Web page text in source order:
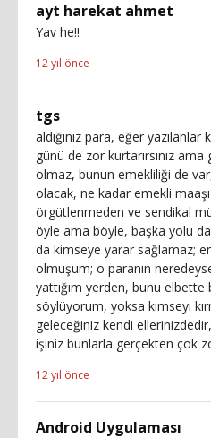
ayt harekat ahmet
Yav he!!
12 yıl önce
tgs
aldığınız para, eğer yazılanlar
günü de zor kurtarırsınız
olmaz, bunun emekliliği de
olacak, ne kadar emekli maaşı
örgütlenmeden ve sendikal
öyle ama böyle, başka yolu
da kimseye yarar sağlamaz;
olmuşum; o paranın
yattığım yerden, bunu elbette
söylüyorum, yoksa kimseyi
geleceğiniz kendi
işiniz bunlarla gerçekten çok
12 yıl önce
Android Uygulaması